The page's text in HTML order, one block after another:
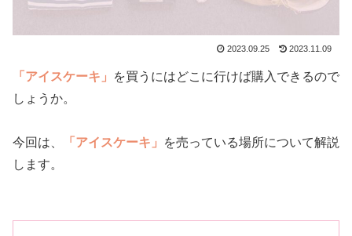
2023.09.25 2023.11.09
「アイスケーキ」
を買うにはどこに行けば購入できるので
しょうか。
今回は、 「アイスケーキ」
を売っている場所について解説
します。